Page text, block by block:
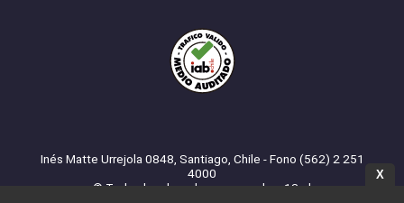
Inés Matte Urrejola 0848, Santiago, Chile - Fono (562) 2 251
4000
© Todos los derechos reservados. 13.cl
X